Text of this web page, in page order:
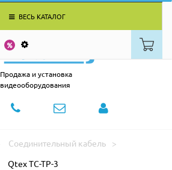
ВЕСЬ КАТАЛОГ
Продажа и установка
видеооборудования
Соединительный кабель
Qtex TC-TP-3